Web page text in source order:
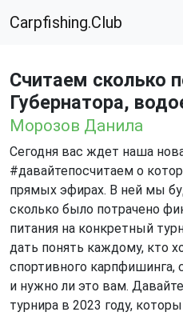
Carpfishing.Club
Считаем сколько
Губернатора,
Морозов Данила
Сегодня вас ждет наша
#давайтепосчитаем о
прямых эфирах. В ней мы
сколько было потрачено
питания на конкретный
дать понять каждому, кто
спортивного карпфишинга,
и нужно ли это вам.
турнира в 2023 году,